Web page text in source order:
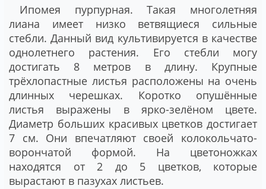
Ипомея пурпурная. Такая многолетняя
лиана имеет низко ветвящиеся сильные
стебли. Данный вид культивируется в качестве
однолетнего растения. Его стебли могу
достигать 8 метров в длину. Крупные
трёхлопастные листья расположены на очень
длинных черешках. Коротко опушённые
листья выражены в ярко-зелёном цвете.
Диаметр больших красивых цветков достигает
7 см. Они впечатляют своей колокольчато-
ворончатой формой. На цветоножках
находятся от 2 до 5 цветков, которые
вырастают в пазухах листьев.